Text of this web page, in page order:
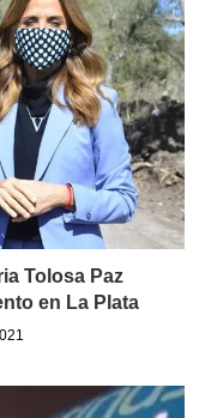
Tolosa Paz
en La Plata